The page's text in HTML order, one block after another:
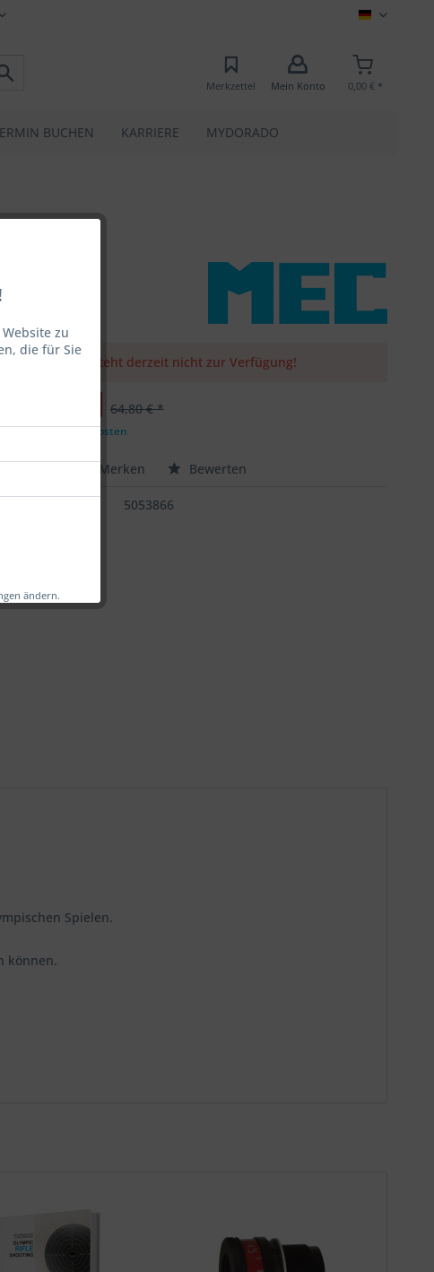
MEC
Merkzettel Mein Konto 0,00 € *
BUCHEN KARRIERE MYDORADO
zu
die für Sie
ändern.
Dieser Artikel steht derzeit nicht zur Verfügung!
64,80 € *
zzgl. Versandkosten
Merken Bewerten
5053866
Spielen.
können.